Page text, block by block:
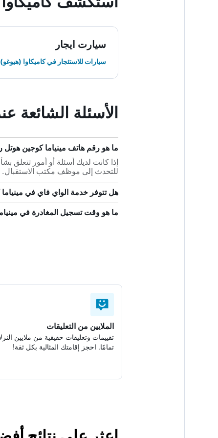
سيارت ايجار
سيارات للاستئجار في كاميكاوا (هيوغو)
الأسئلة الشائعة
ما هو رقم هاتف مينياما كوجين هوتل
للتحدث إلى موظف مكتب الاستقبال.
هل تتوفر خدمة الواي فاي في
ما هو وقت تسجيل المغادرة في
الملايين من التعليقات
تقييمات وتعليقات حقيقية من ملايين
تمامًا. احجز إقامتك المثالية بكل ثقة!